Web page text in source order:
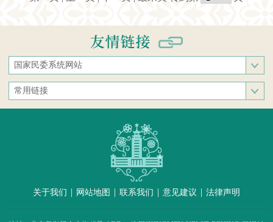
国家民委系统网站
国家民族事务委员会
中央民族大学
中央民族歌舞团
常用链接
中央统战部
关于我们 | 网站地图 | 联系我们 | 意见建议 | 法律声明